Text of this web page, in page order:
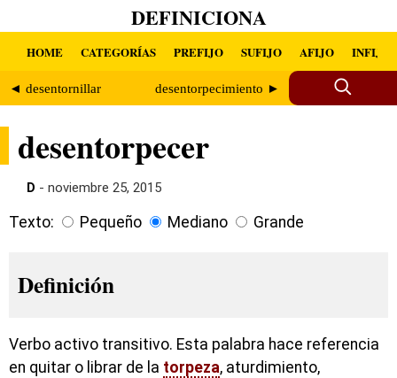
DEFINICIONA
HOME CATEGORÍAS PREFIJO SUFIJO AFIJO INFIJO
◄ desentornillar desentorpecimiento ►
desentorpecer
D - noviembre 25, 2015
Texto: Pequeño Mediano Grande
Definición
Verbo activo transitivo. Esta palabra hace referencia
en quitar o librar de la torpeza, aturdimiento,